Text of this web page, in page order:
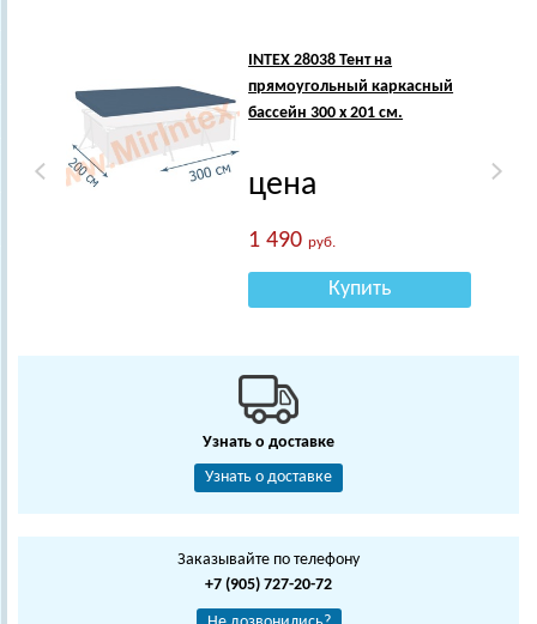
INTEX 28038 Тент на
прямоугольный каркасный
бассейн 300 х 201 см.
цена
1 490руб.
Купить
Узнать о доставке
Узнать о доставке
Заказывайте по телефону
+7 (905) 727-20-72